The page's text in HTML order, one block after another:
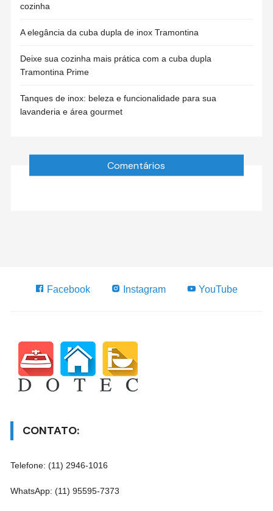
cozinha
A elegância da cuba dupla de inox Tramontina
Deixe sua cozinha mais prática com a cuba dupla
Tramontina Prime
Tanques de inox: beleza e funcionalidade para sua
lavanderia e área gourmet
Comentários
Facebook Instagram YouTube
CONTATO:
Telefone: (11) 2946-1016
WhatsApp: (11) 95595-7373